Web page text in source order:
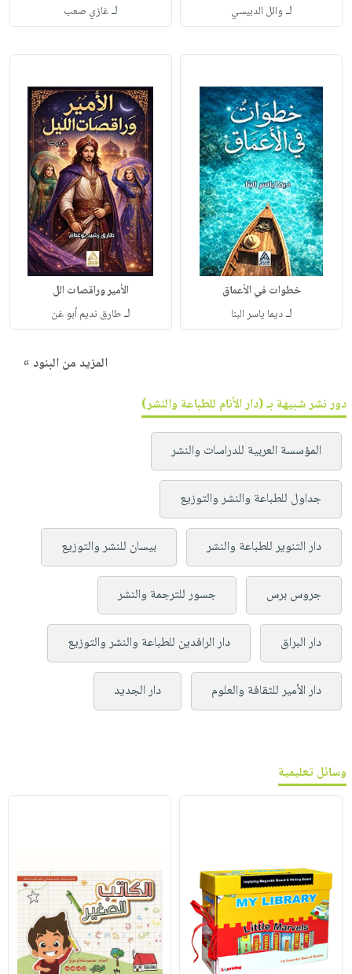
لـ وائل الدبيسي لـغازي صعب
خطوات في الأعماق
لـديما ياسر البنا
الأمير وراقصات الل
لـطارق نديم أبو غن
المزيد من البنود »
دور نشر شبيهة بـ (دار الأنام للطباعة والنشر)
المؤسسة العربية للدراسات والنشر
جداول للطباعة والنشر والتوزيع
دار التنوير للطباعة والنشر بيسان للنشر والتوزيع
جروس برس جسور للترجمة والنشر
دار البراق دار الرافدين للطباعة والنشر والتوزيع
دار الأمير للثقافة والعلوم دار الجديد
وسائل تعليمية